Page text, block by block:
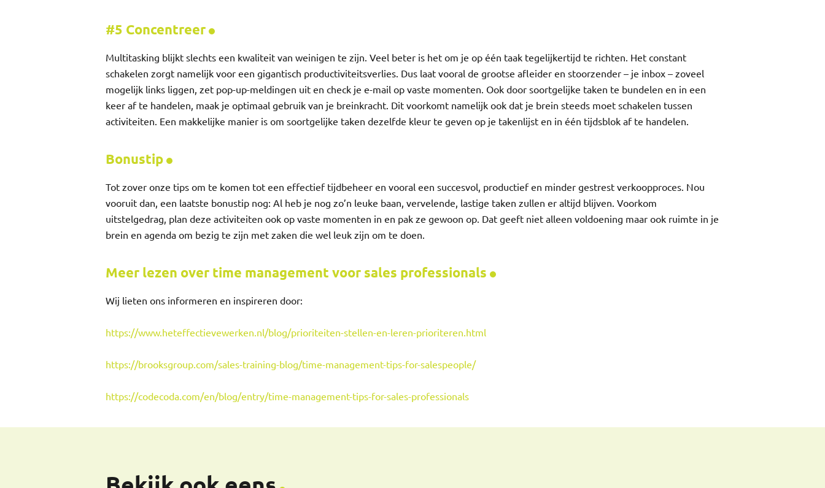
#5 Concentreer
Multitasking blijkt slechts een kwaliteit van weinigen te zijn. Veel beter is het om je op één taak tegelijkertijd te richten. Het constant
schakelen zorgt namelijk voor een gigantisch productiviteitsverlies. Dus laat vooral de grootse afleider en stoorzender – je inbox – zoveel
mogelijk links liggen, zet pop-up-meldingen uit en check je e-mail op vaste momenten. Ook door soortgelijke taken te bundelen en in een
keer af te handelen, maak je optimaal gebruik van je breinkracht. Dit voorkomt namelijk ook dat je brein steeds moet schakelen tussen
activiteiten. Een makkelijke manier is om soortgelijke taken dezelfde kleur te geven op je takenlijst en in één tijdsblok af te handelen.
Bonustip
Tot zover onze tips om te komen tot een effectief tijdbeheer en vooral een succesvol, productief en minder gestrest verkoopproces. Nou
vooruit dan, een laatste bonustip nog: Al heb je nog zo’n leuke baan, vervelende, lastige taken zullen er altijd blijven. Voorkom
uitstelgedrag, plan deze activiteiten ook op vaste momenten in en pak ze gewoon op. Dat geeft niet alleen voldoening maar ook ruimte in je
brein en agenda om bezig te zijn met zaken die wel leuk zijn om te doen.
Meer lezen over time management voor sales professionals
Wij lieten ons informeren en inspireren door:
https://www.heteffectievewerken.nl/blog/prioriteiten-stellen-en-leren-prioriteren.html
https://brooksgroup.com/sales-training-blog/time-management-tips-for-salespeople/
https://codecoda.com/en/blog/entry/time-management-tips-for-sales-professionals